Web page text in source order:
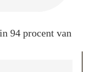
94 procent van